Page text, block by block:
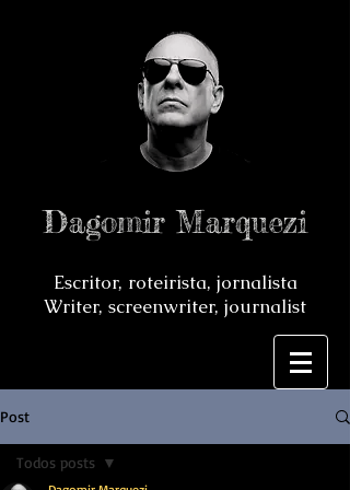
Dagomir Marquezi
Escritor, roteirista, jornalista
Writer, screenwriter, journalist
Post
Todos posts